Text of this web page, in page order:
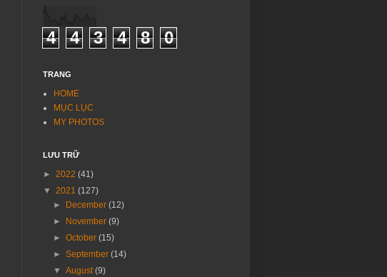
4 4 3 4 8 0
TRANG
HOME
MỤC LỤC
MY PHOTOS
LƯU TRỮ
► 2022 (41)
▼ 2021 (127)
►
December(12)
►
November(9)
►October(15)
►September(14)
▼August(9)